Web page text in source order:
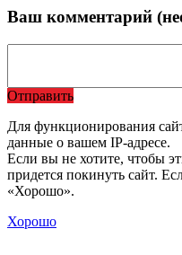
Ваш комментарий
Отправить
Для функционирования
данные о вашем IP-адресе.
Если вы не хотите, чтобы
придется покинуть сайт.
«Хорошо».
Хорошо